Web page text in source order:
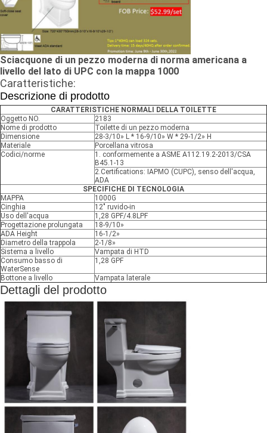
Sciacquone di un pezzo moderna di norma americana a
livello del lato di UPC con la mappa 1000
Caratteristiche:
Descrizione di prodotto
CARATTERISTICHE NORMALI DELLA TOILETTE
Oggetto NO.
2183
Nome di prodotto
Toilette di un pezzo moderna
Dimensione
28-3/10» L * 16-9/10» W * 29-1/2» H
Materiale
Porcellana vitrosa
Codici/norme
1. conformemente a ASME A112.19.2-2013/CSA
B45.1-13
2.Certifications: IAPMO (CUPC), senso dell'acqua,
ADA
SPECIFICHE DI TECNOLOGIA
MAPPA
1000G
Cinghia
12" ruvido-in
Uso dell'acqua
1,28 GPF/4.8LPF
Progettazione prolungata
18-9/10»
ADA Height
16-1/2»
Diametro della trappola
2-1/8»
Sistema a livello
Vampata di HTD
Consumo basso di
WaterSense
1,28 GPF
Bottone a livello Vampata laterale
Dettagli del prodotto